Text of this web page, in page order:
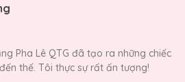
Pha Lê QTG đã tạo ra những chiếc
thế. Tôi thực sự rất ấn tượng!